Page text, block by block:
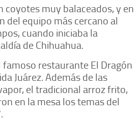
coyotes muy balaceados, y en
del equipo más cercano al
cuando iniciaba la
de Chihuahua.
famoso restaurante El Dragón
Juárez. Además de las
el tradicional arroz frito,
en la mesa los temas del